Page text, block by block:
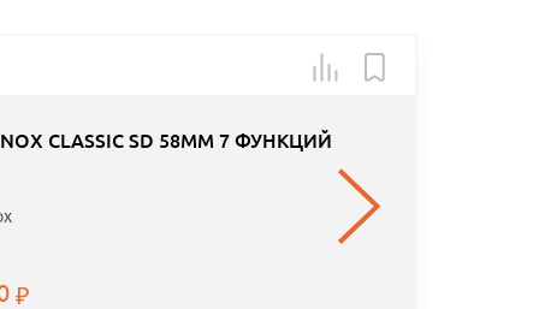
CLASSIC SD 58ММ 7 ФУНКЦИЙ